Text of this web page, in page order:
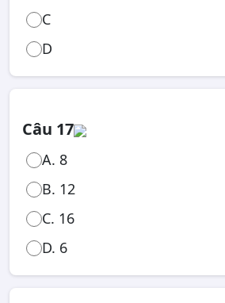
C
D
Câu 17
A. 8
B. 12
C. 16
D. 6